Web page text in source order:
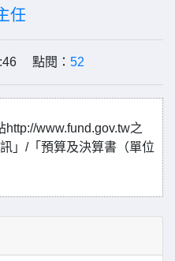
任
點閱： 52
www.fund.gov.tw之
」/「預算及決算書（單位